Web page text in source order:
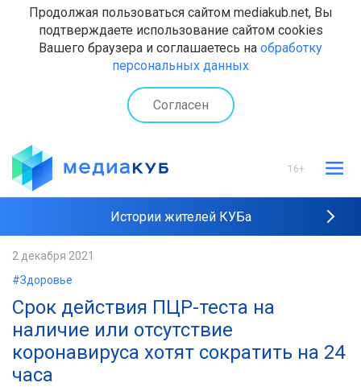
Продолжая пользоваться сайтом mediakub.net, Вы
подтверждаете использование сайтом cookies
Вашего браузера и соглашаетесь на обработку
персональных данных
Согласен
16+
Истории жителей КУБа
2 декабря 2021
#Здоровье
Срок действия ПЦР-теста на
наличие или отсутствие
коронавируса хотят сократить на 24
часа